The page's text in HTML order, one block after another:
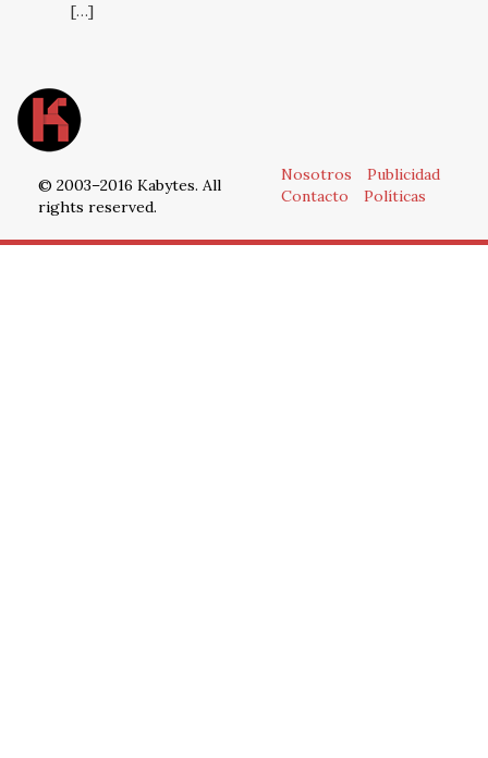
[…]
© 2003–2016 Kabytes. All
rights reserved.
Nosotros
Publicidad
Contacto
Políticas